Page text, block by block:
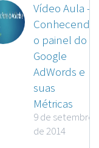
Vídeo Aula –
Conhecendo
o painel do
Google
AdWords e
suas
Métricas
9 de setembro
de 2014